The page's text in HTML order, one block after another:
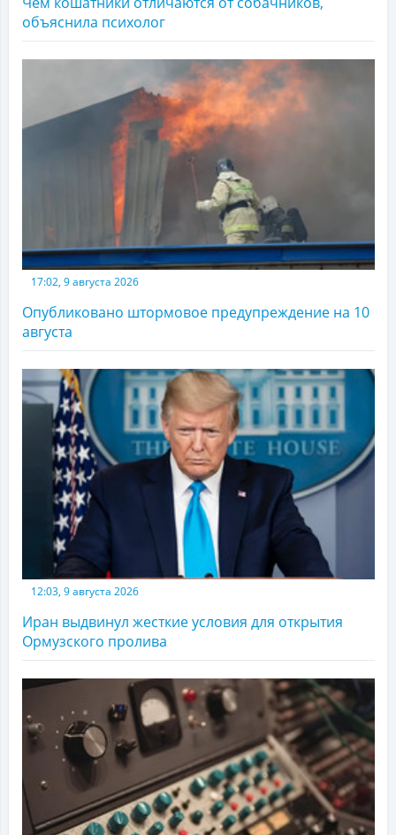
объяснила психолог
17:02, 9 августа 2026
Опубликовано штормовое предупреждение на 10
августа
12:03, 9 августа 2026
Иран выдвинул жесткие условия для открытия
Ормузского пролива